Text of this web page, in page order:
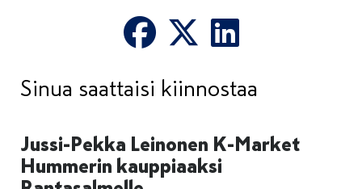
Sinua saattaisi kiinnostaa
Jussi-Pekka Leinonen K-Market
Hummerin kauppiaaksi